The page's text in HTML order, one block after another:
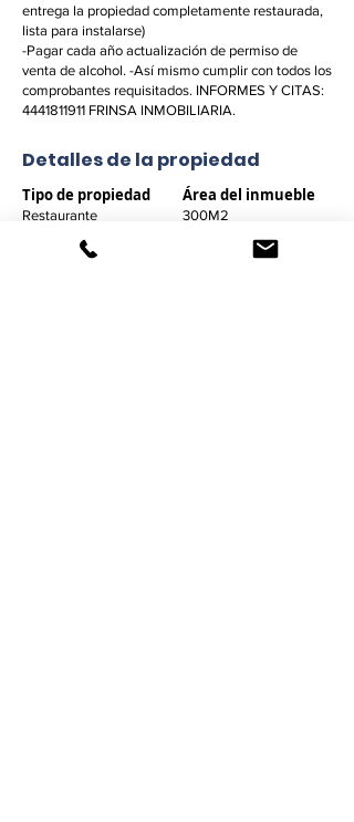
entrega la propiedad completamente restaurada,
lista para instalarse)
-Pagar cada año actualización de permiso de
venta de alcohol. -Así mismo cumplir con todos los
comprobantes requisitados. INFORMES Y CITAS:
4441811911 FRINSA INMOBILIARIA.
Detalles de la propiedad
Tipo de propiedad
Restaurante
Recámaras
Área del inmueble
300M2